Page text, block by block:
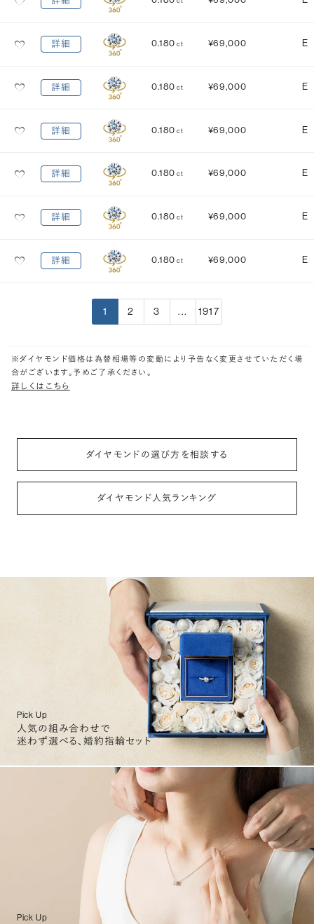
詳細 0.180 ct ¥69,000 E
詳細 0.180 ct ¥69,000 E
詳細 0.180 ct ¥69,000 E
詳細 0.180 ct ¥69,000 E
詳細 0.180 ct ¥69,000 E
詳細 0.180 ct ¥69,000 E
1 2 3 ... 1917
※ダイヤモンド価格は為替相場等の変動により予告なく変更させていただく場
合がございます。予めご了承ください。
詳しくはこちら
ダイヤモンドの選び方を相談する
ダイヤモンド人気ランキング
Pick Up
人気の組み合わせで
迷わず選べる、婚約指輪セット
Pick Up